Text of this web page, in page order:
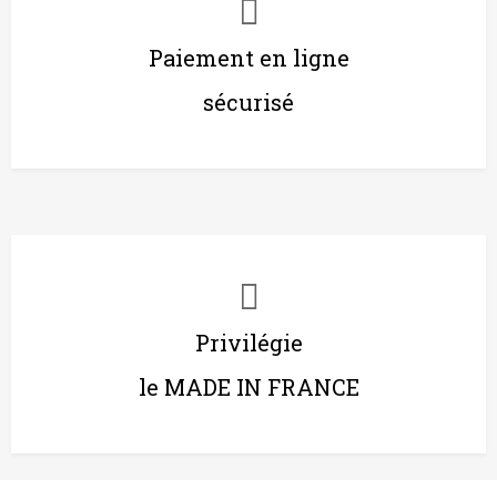
Paiement en ligne
sécurisé
Privilégie
le MADE IN FRANCE